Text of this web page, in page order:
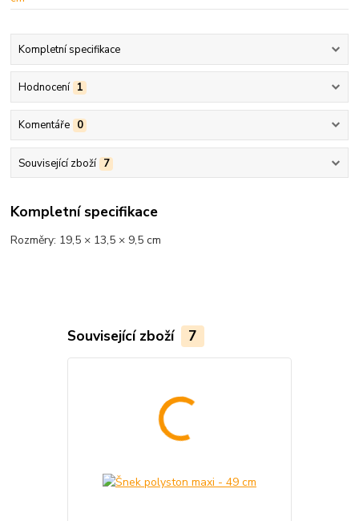
Kompletní specifikace
Hodnocení 1
Komentáře 0
Související zboží 7
Kompletní specifikace
Rozměry: 19,5 × 13,5 × 9,5 cm
Související zboží 7